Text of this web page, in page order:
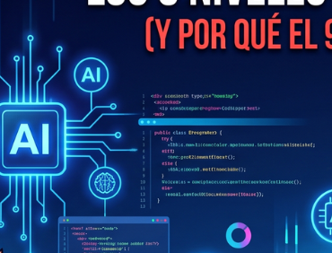
explico los 6 niveles reales de programar con IA,
Read More